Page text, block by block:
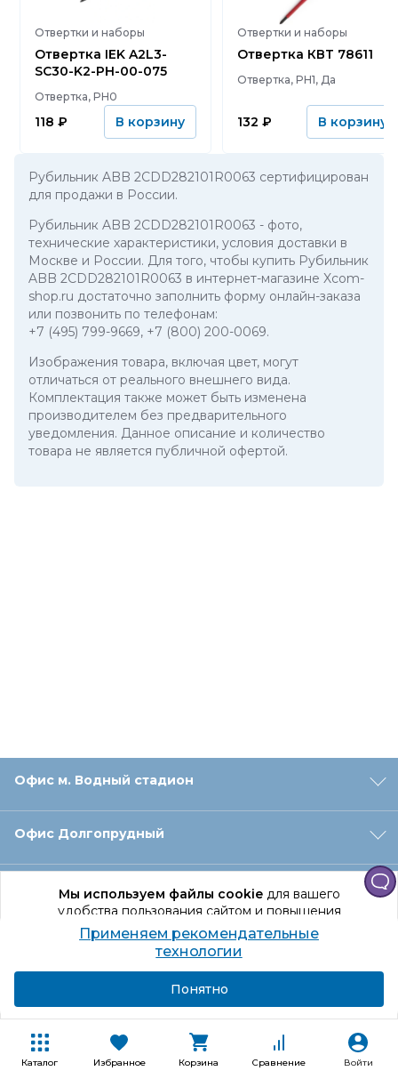
Каталог Избранное Корзина Сравнение Войти
Мы используем файлы cookieдля вашего
удобства пользования сайтом и повышения
качества рекомендаций.
Продолжая использование сайта, вы даете
согласие на обработку персональных данных
Отвертки и наборы
Отвертка IEK A2L3-
SC30-K2-PH-00-075
Отвертка, PH0
118 ₽ В корзину
Отвертки и наборы
Отвертка КВТ 78611
Отвертка, PH1, Да
132 ₽ В корзину
Рубильник ABB 2CDD282101R0063 сертифицирован
для продажи в России.
Рубильник ABB 2CDD282101R0063 - фото,
технические характеристики, условия доставки в
Москве и России. Для того, чтобы купить Рубильник
ABB 2CDD282101R0063 в интернет-магазине Xcom-
shop.ru достаточно заполнить форму онлайн-заказа
или позвонить по телефонам:
+7 (495) 799-9669, +7 (800) 200-0069.
Изображения товара, включая цвет, могут
отличаться от реального внешнего вида.
Комплектация также может быть изменена
производителем без предварительного
уведомления. Данное описание и количество
товара не является публичной офертой.
Офис м. Водный стадион
Офис Долгопрудный
Офис Санкт‑Петербург
Оформление заказа
Покупателям
Применяем рекомендательные
технологии
Понятно